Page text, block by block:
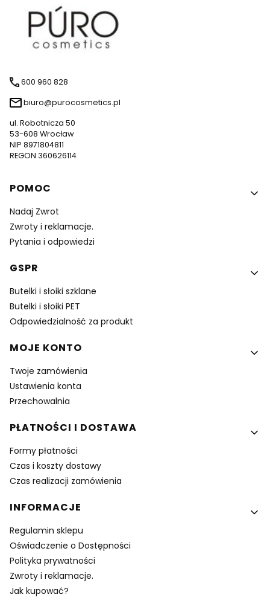
600 960 828
biuro@purocosmetics.pl
ul. Robotnicza 50
53-608 Wrocław
NIP 8971804811
REGON 360626114
Linki w stopce
POMOC
Nadaj Zwrot
Zwroty i reklamacje.
Pytania i odpowiedzi
GSPR
Butelki i słoiki szklane
Butelki i słoiki PET
Odpowiedzialność za produkt
MOJE KONTO
Twoje zamówienia
Ustawienia konta
Przechowalnia
PŁATNOŚCI I DOSTAWA
Formy płatności
Czas i koszty dostawy
Czas realizacji zamówienia
INFORMACJE
Regulamin sklepu
Oświadczenie o Dostępności
Polityka prywatności
Zwroty i reklamacje.
Jak kupować?